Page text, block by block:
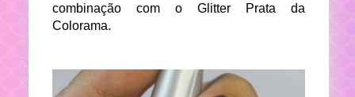
combinação com o Glitter Prata da
Colorama.